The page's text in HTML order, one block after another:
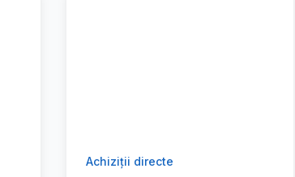
Achiziții directe